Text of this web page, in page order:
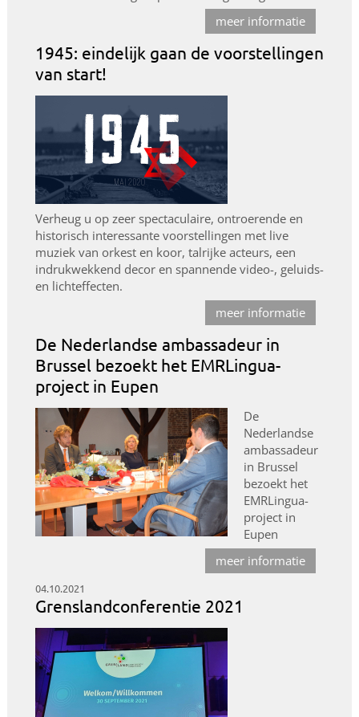
meer informatie
1945: eindelijk gaan de voorstellingen
van start!
Verheug u op zeer spectaculaire, ontroerende en
historisch interessante voorstellingen met live
muziek van orkest en koor, talrijke acteurs, een
indrukwekkend decor en spannende video-, geluids-
en lichteffecten.
meer informatie
De Nederlandse ambassadeur in
Brussel bezoekt het EMRLingua-
project in Eupen
De
Nederlandse
ambassadeur
in Brussel
bezoekt het
EMRLingua-
project in
Eupen
meer informatie
04.10.2021
Grenslandconferentie 2021